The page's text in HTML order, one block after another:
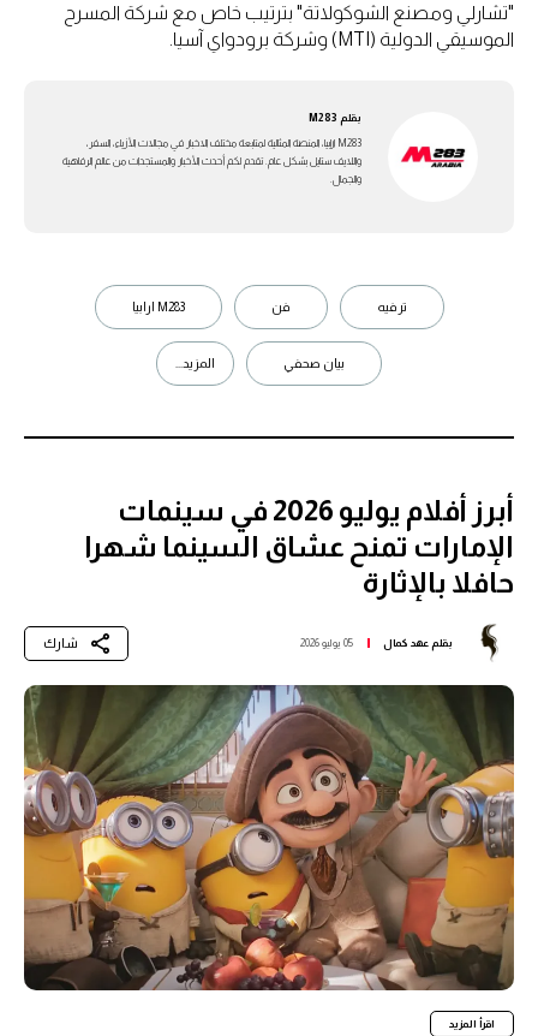
"تشارلي ومصنع الشوكولاتة" بترتيب خاص مع شركة المسرح
الموسيقي الدولية (MTI) وشركة برودواي آسيا.
بقلم M283
M283 ارابيا، المنصة المثالية لمتابعة مختلف الاخبار في مجالات الأزياء، السفر،
واللايف ستايل بشكل عام. تقدم لكم أحدث الأخبار والمستجدات من عالم الرفاهية
والجمال.
ترفيه فن M283 ارابيا
بيان صحفي المزيد...
أبرز أفلام يوليو 2026 في سينمات
الإمارات تمنح عشاق السينما شهرا
حافلا بالإثارة
بقلم عهد كمال 05 يوليو 2026 شارك
اقرأ المزيد